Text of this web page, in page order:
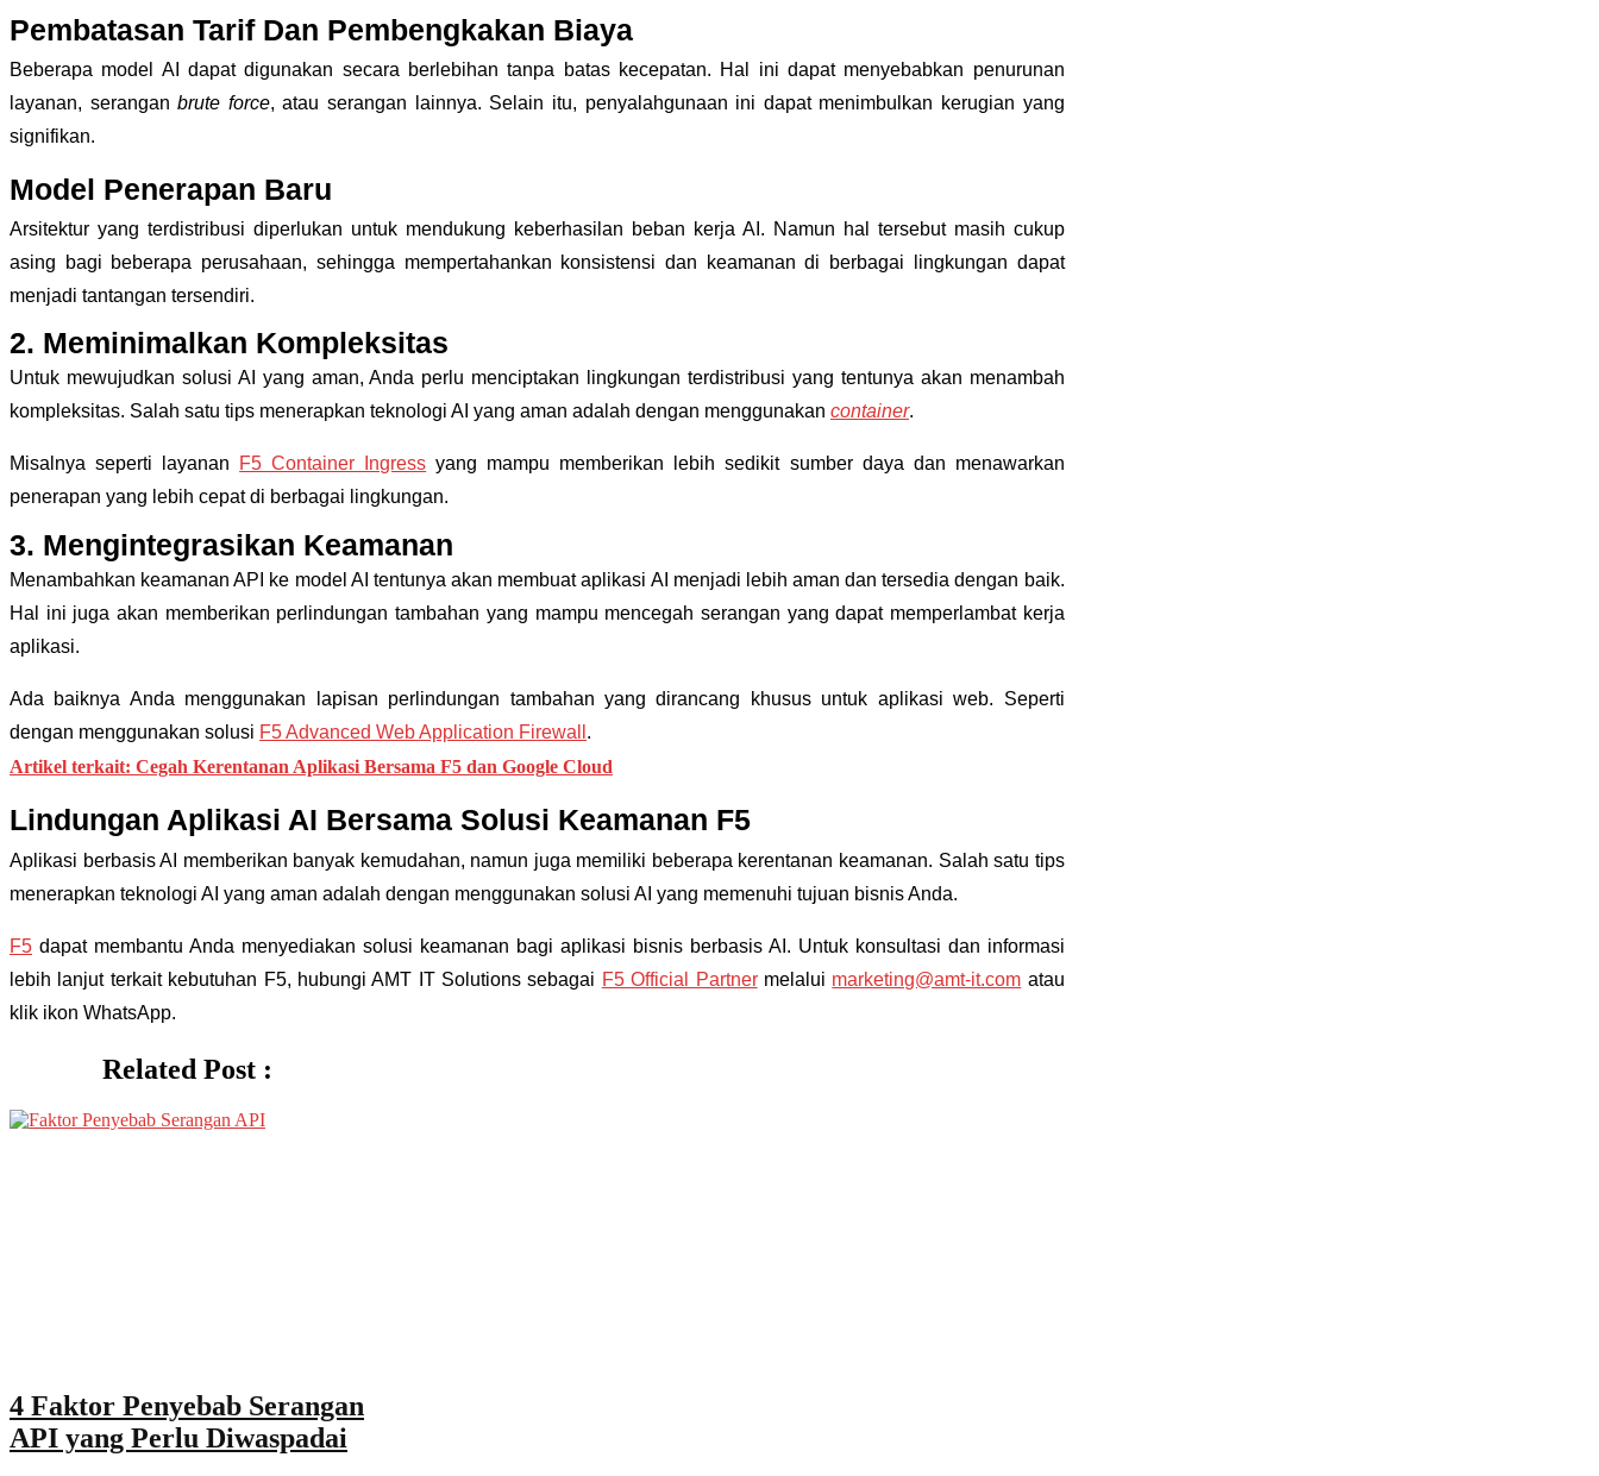
Pembatasan Tarif Dan Pembengkakan Biaya
Beberapa model AI dapat digunakan secara berlebihan tanpa batas kecepatan. Hal ini dapat menyebabkan penurunan
layanan, seranganbrute force, atau serangan lainnya. Selain itu, penyalahgunaan ini dapat menimbulkan kerugian yang
signifikan.
Model Penerapan Baru
Arsitektur yang terdistribusi diperlukan untuk mendukung keberhasilan beban kerja AI. Namun hal tersebut masih cukup
asing bagi beberapa perusahaan, sehingga mempertahankan konsistensi dan keamanan di berbagai lingkungan dapat
menjadi tantangan tersendiri.
2. Meminimalkan Kompleksitas
Untuk mewujudkan solusi AI yang aman, Anda perlu menciptakan lingkungan terdistribusi yang tentunya akan menambah
kompleksitas. Salah satu tips menerapkan teknologi AI yang aman adalah dengan menggunakan container.
Misalnya seperti layanan F5 Container Ingress yang mampu memberikan lebih sedikit sumber daya dan menawarkan
penerapan yang lebih cepat di berbagai lingkungan.
3. Mengintegrasikan Keamanan
Menambahkan keamanan API ke model AI tentunya akan membuat aplikasi AI menjadi lebih aman dan tersedia dengan baik.
Hal ini juga akan memberikan perlindungan tambahan yang mampu mencegah serangan yang dapat memperlambat kerja
aplikasi.
Ada baiknya Anda menggunakan lapisan perlindungan tambahan yang dirancang khusus untuk aplikasi web. Seperti
dengan menggunakan solusi F5 Advanced Web Application Firewall .
Artikel terkait: Cegah Kerentanan Aplikasi Bersama F5 dan Google Cloud
Lindungan Aplikasi AI Bersama Solusi Keamanan F5
Aplikasi berbasis AI memberikan banyak kemudahan, namun juga memiliki beberapa kerentanan keamanan. Salah satu tips
menerapkan teknologi AI yang aman adalah dengan menggunakan solusi AI yang memenuhi tujuan bisnis Anda.
F5 dapat membantu Anda menyediakan solusi keamanan bagi aplikasi bisnis berbasis AI. Untuk konsultasi dan informasi
lebih lanjut terkait kebutuhan F5, hubungi AMT IT Solutions sebagai F5 Official Partnermelalui marketing@amt-it.com atau
klik ikon WhatsApp.
Related Post :
4 Faktor Penyebab Serangan
API yang Perlu Diwaspadai